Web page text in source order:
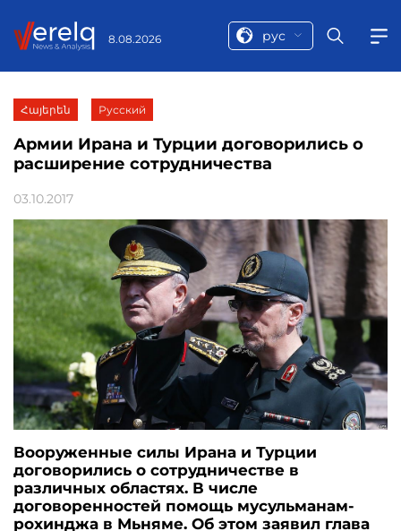
8.08.2026 рус
Հայերեն Русский
Армии Ирана и Турции договорились о
расширение сотрудничества
03.10.2017
Вооруженные силы Ирана и Турции
договорились о сотрудничестве в
различных областях. В числе
договоренностей помощь мусульманам-
рохинджа в Мьняме. Об этом заявил глава